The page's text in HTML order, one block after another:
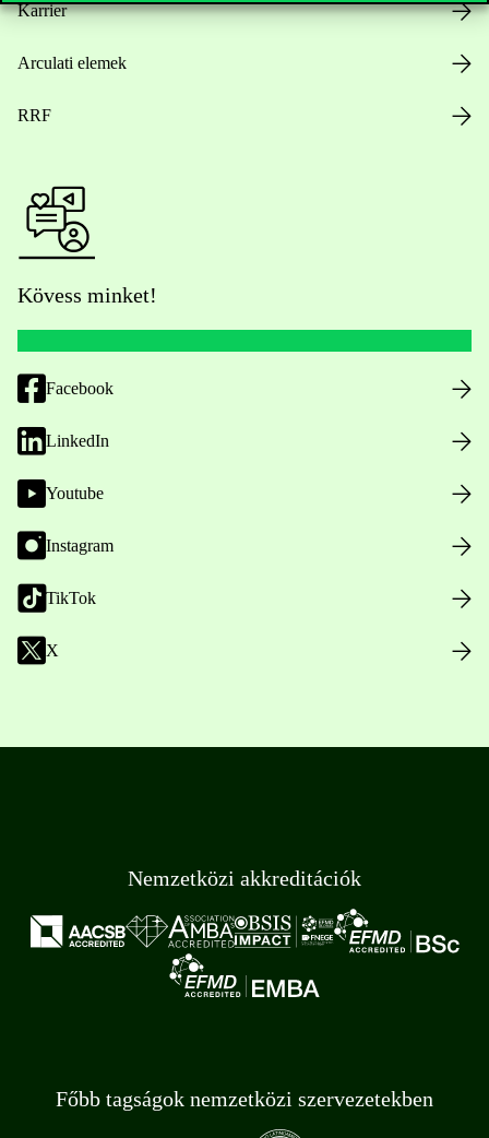
Karrier
Arculati elemek
RRF
Kövess minket!
Facebook
LinkedIn
Youtube
Instagram
TikTok
X
Nemzetközi akkreditációk
Főbb tagságok nemzetközi szervezetekben